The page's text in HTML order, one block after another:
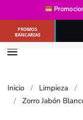
Ir al contenido
Inicio Limpieza
Zorro Jabón